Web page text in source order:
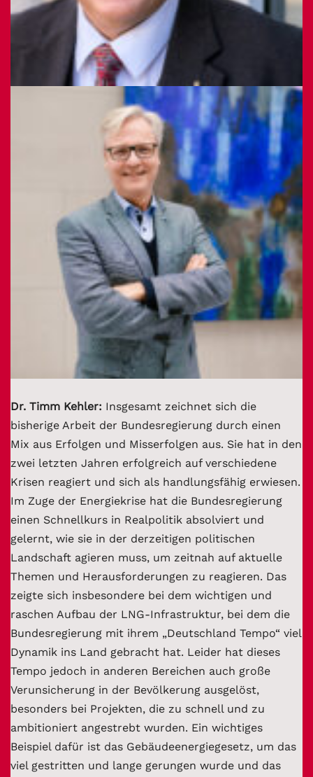
Dr. Timm Kehler: Insgesamt zeichnet sich die
bisherige Arbeit der Bundesregierung durch einen
Mix aus Erfolgen und Misserfolgen aus. Sie hat in den
zwei letzten Jahren erfolgreich auf verschiedene
Krisen reagiert und sich als handlungsfähig erwiesen.
Im Zuge der Energiekrise hat die Bundesregierung
einen Schnellkurs in Realpolitik absolviert und
gelernt, wie sie in der derzeitigen politischen
Landschaft agieren muss, um zeitnah auf aktuelle
Themen und Herausforderungen zu reagieren. Das
zeigte sich insbesondere bei dem wichtigen und
raschen Aufbau der LNG-Infrastruktur, bei dem die
Bundesregierung mit ihrem „Deutschland Tempo“ viel
Dynamik ins Land gebracht hat. Leider hat dieses
Tempo jedoch in anderen Bereichen auch große
Verunsicherung in der Bevölkerung ausgelöst,
besonders bei Projekten, die zu schnell und zu
ambitioniert angestrebt wurden. Ein wichtiges
Beispiel dafür ist das Gebäudeenergiegesetz, um das
viel gestritten und lange gerungen wurde und das